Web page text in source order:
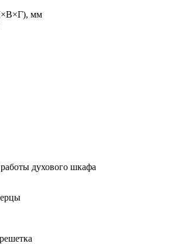
мм
духового шкафа